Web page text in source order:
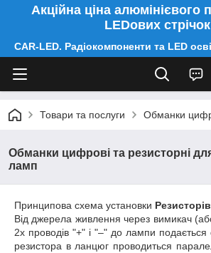
Акційна ціна алюмінієвого
LEDових
CAR-LED. Радіокомпоненти та LED
Товари та послуги Обманки
Обманки цифрові та резисторні
ламп
Принципова схема установки
Від джерела живлення через вимикач
2х проводів "+" і "–" до лампи
резистора в ланцюг проводиться